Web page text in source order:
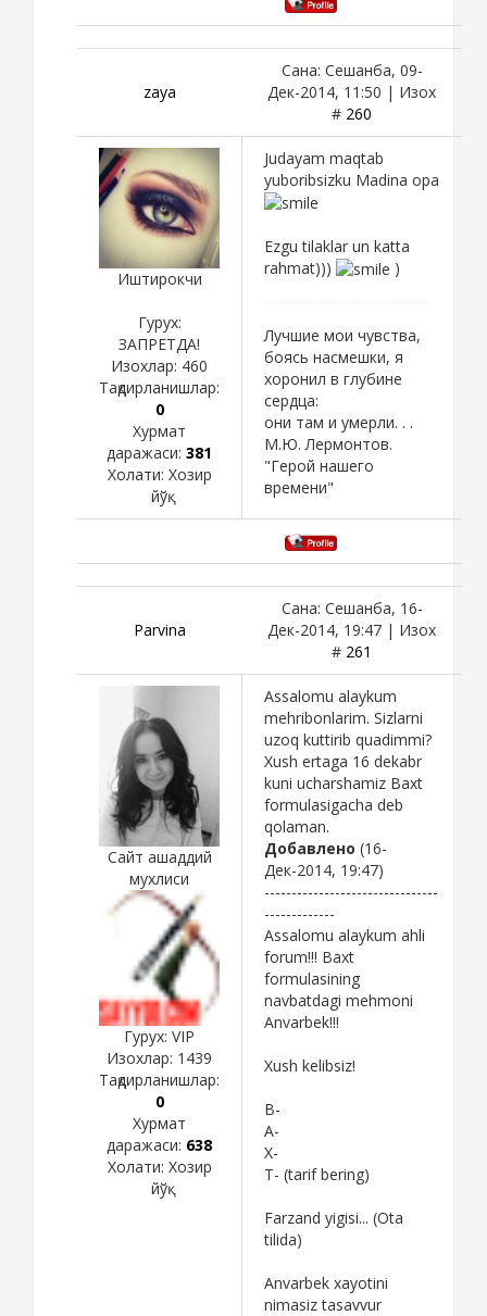
zaya
Сана: Сешанба, 09-
Дек-2014, 11:50 | Изох
# 260
Иштирокчи
Гурух:
ЗАПРЕТДА!
Изохлар: 460
Тақдирланишлар:
0
Хурмат
даражаси: 381
Холати: Хозир
йўқ
Judayam maqtab
yuboribsizku Madina opa
Ezgu tilaklar un katta
rahmat)))
)
Лучшие мои чувства,
боясь насмешки, я
хоронил в глубине
сердца:
они там и умерли. . .
М.Ю. Лермонтов.
"Герой нашего
времени"
Parvina
Сана: Сешанба, 16-
Дек-2014, 19:47 | Изох
# 261
Сайт ашаддий
мухлиси
Гурух: VIP
Изохлар: 1439
Тақдирланишлар:
0
Хурмат
даражаси: 638
Холати: Хозир
йўқ
Assalomu alaykum
mehribonlarim. Sizlarni
uzoq kuttirib quadimmi?
Xush ertaga 16 dekabr
kuni ucharshamiz Baxt
formulasigacha deb
qolaman.
Добавлено (16-
Дек-2014, 19:47)
--------------------------------
-------------
Assalomu alaykum ahli
forum!!! Baxt
formulasining
navbatdagi mehmoni
Anvarbek!!!
Xush kelibsiz!
B-
A-
X-
T- (tarif bering)
Farzand yigisi... (Ota
tilida)
Anvarbek xayotini
nimasiz tasavvur